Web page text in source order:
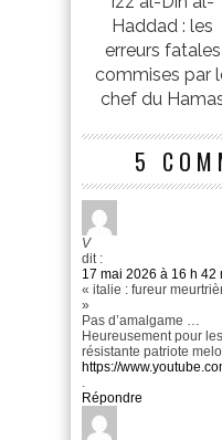
Haddad : les
erreurs fatales
commises par
chef du
5
V
dit :
17 mai 2026 à 16 h 42
« italie : fureur
»
Pas d’amalgame …
Heureusement pour
résistante patriote
https://
.
Répondre